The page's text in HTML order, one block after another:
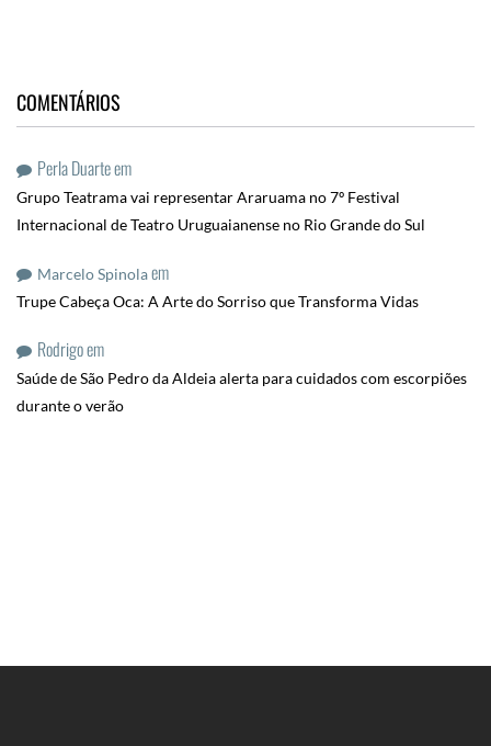
COMENTÁRIOS
Perla Duarteem
Grupo Teatrama vai representar Araruama no 7º Festival
Internacional de Teatro Uruguaianense no Rio Grande do Sul
Marcelo Spinolaem
Trupe Cabeça Oca: A Arte do Sorriso que Transforma Vidas
Rodrigoem
Saúde de São Pedro da Aldeia alerta para cuidados com escorpiões
durante o verão